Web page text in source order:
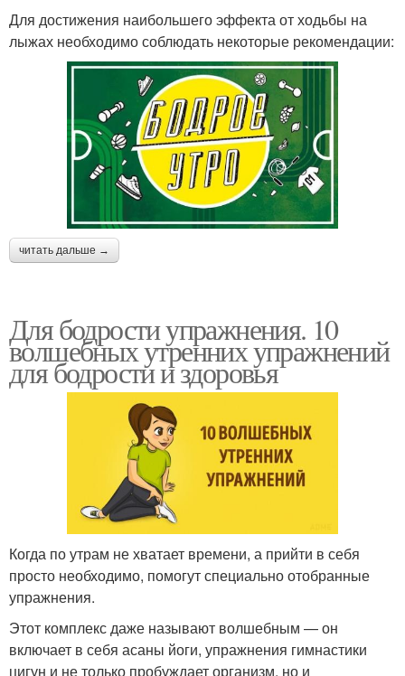
Для достижения наибольшего эффекта от ходьбы на
лыжах необходимо соблюдать некоторые рекомендации:
читать дальше →
Для бодрости упражнения. 10
волшебных утренних упражнений
для бодрости и здоровья
Когда по утрам не хватает времени, а прийти в себя
просто необходимо, помогут специально отобранные
упражнения.
Этот комплекс даже называют волшебным — он
включает в себя асаны йоги, упражнения гимнастики
цигун и не только пробуждает организм, но и